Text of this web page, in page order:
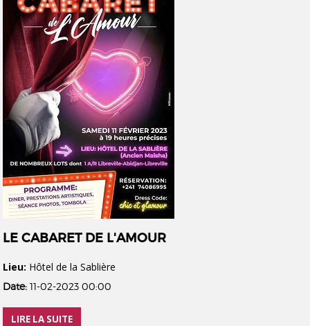
LE CABARET DE L'AMOUR
Lieu: Hôtel de la Sablière
Date: 11-02-2023 00:00
LIRE LA SUITE